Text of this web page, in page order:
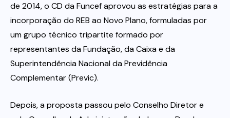
de 2014, o CD da Funcef aprovou as estratégias para a
incorporação do REB ao Novo Plano, formuladas por
um grupo técnico tripartite formado por
representantes da Fundação, da Caixa e da
Superintendência Nacional da Previdência
Complementar (Previc).
Depois, a proposta passou pelo Conselho Diretor e